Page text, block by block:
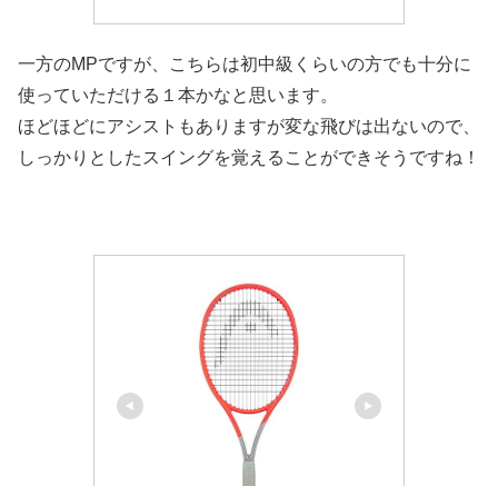
一方のMPですが、こちらは初中級くらいの方でも十分に
使っていただける１本かなと思います。
ほどほどにアシストもありますが変な飛びは出ないので、
しっかりとしたスイングを覚えることができそうですね！